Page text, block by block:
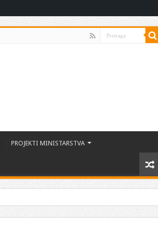
PROJEKTI MINISTARSTVA